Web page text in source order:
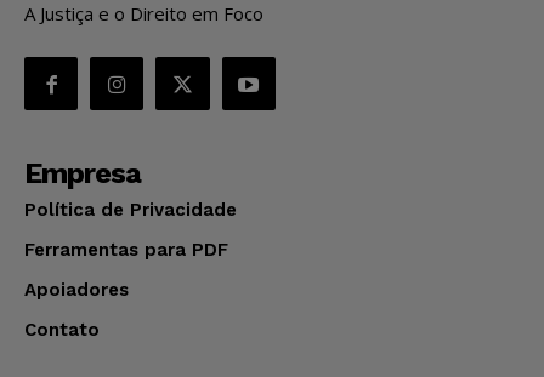
A Justiça e o Direito em Foco
Empresa
Política de Privacidade
Ferramentas para PDF
Apoiadores
Contato